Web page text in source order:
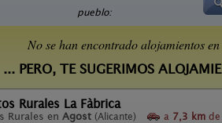
pueblo:
No se han encontrado alojamientos en
... PERO, TE SUGERIMOS
Rurales La Fàbrica
Rurales en Agost (Alicante) a 7,3 km de